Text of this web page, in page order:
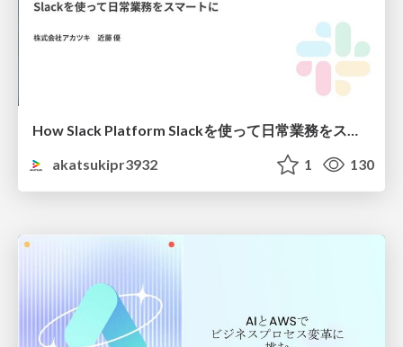
How Slack Platform Slackを使って日常業務をスマートに
akatsukipr3932
1 130